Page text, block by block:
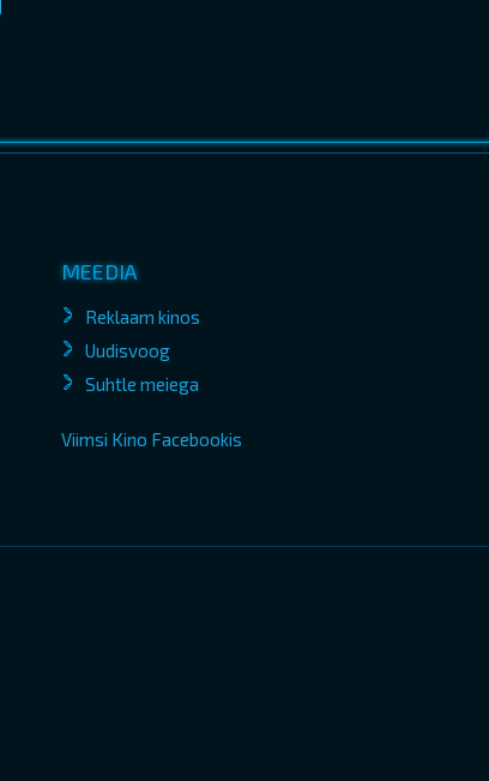
MEEDIA
Reklaam kinos
Uudisvoog
Suhtle meiega
Viimsi Kino Facebookis